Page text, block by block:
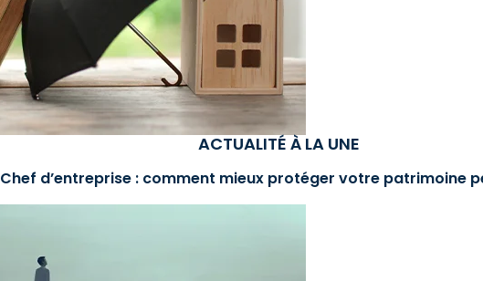
ACTUALITÉ À LA UNE
Chef d’entreprise : comment mieux protéger votre patrimoine